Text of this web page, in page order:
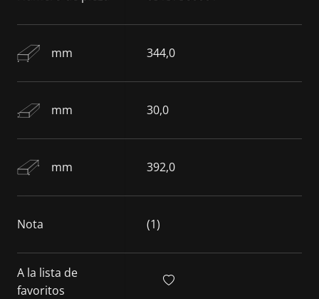
mm 344,0
mm 30,0
mm 392,0
Nota (1)
A la lista de
favoritos